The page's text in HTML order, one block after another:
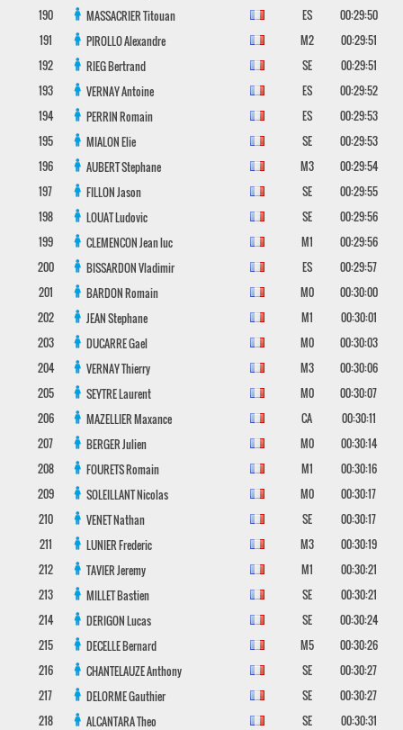
190
MASSACRIERTitouan ES
00:29:50
191
PIROLLOAlexandre M2
00:29:51
192
RIEGBertrand SE
00:29:51
193
VERNAYAntoine ES
00:29:52
194
PERRINRomain ES
00:29:53
195
MIALONElie SE
00:29:53
196
AUBERTStephane M3
00:29:54
197
FILLONJason SE
00:29:55
198
LOUATLudovic SE
00:29:56
199
CLEMENCONJean luc M1
00:29:56
200
BISSARDONVladimir ES
00:29:57
201
BARDONRomain M0
00:30:00
202
JEANStephane M1
00:30:01
203
DUCARREGael M0
00:30:03
204
VERNAYThierry M3
00:30:06
205
SEYTRELaurent M0
00:30:07
206
MAZELLIERMaxance CA
00:30:11
207
BERGERJulien M0
00:30:14
208
FOURETSRomain M1
00:30:16
209
SOLEILLANTNicolas M0
00:30:17
210
VENETNathan SE
00:30:17
211
LUNIERFrederic M3
00:30:19
212
TAVIERJeremy M1
00:30:21
213
MILLETBastien SE
00:30:21
214
DERIGONLucas SE
00:30:24
215
DECELLEBernard M5
00:30:26
216
CHANTELAUZEAnthony SE
00:30:27
217
DELORMEGauthier SE
00:30:27
218
ALCANTARATheo SE 00:30:31